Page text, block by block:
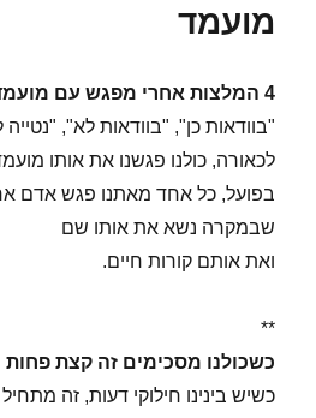
מועמד
4 המלצות אחרי מפגש עם מועמד:
"בוודאות כן", "בוודאות לא", "נטייה
לכאורה, כולנו פגשנו את אותו
בפועל, כל אחד מאתנו פגש אדם
שבמקרה נשא את אותו שם
ואת אותם קורות חיים.
**
כשכולנו מסכימים זה קצת פחות
כשיש בינינו חילוקי דעות, זה